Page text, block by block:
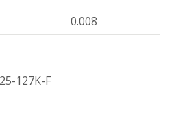
127K-F
0.008